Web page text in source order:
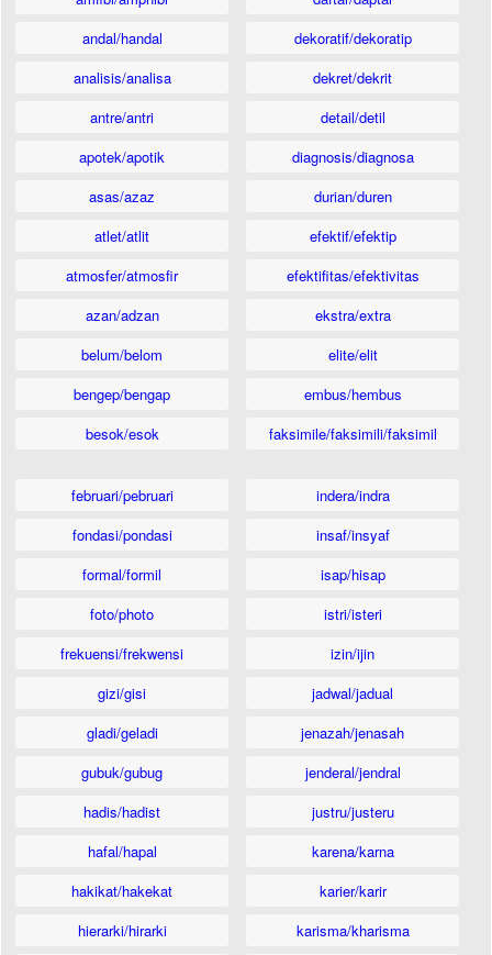
andal/handal
analisis/analisa
antre/antri
apotek/apotik
asas/azaz
atlet/atlit
atmosfer/atmosfir
azan/adzan
belum/belom
bengep/bengap
besok/esok
dekoratif/dekoratip
dekret/dekrit
detail/detil
diagnosis/diagnosa
durian/duren
efektif/efektip
efektifitas/efektivitas
ekstra/extra
elite/elit
embus/hembus
faksimile/faksimili/faksimil
februari/pebruari
fondasi/pondasi
formal/formil
foto/photo
frekuensi/frekwensi
gizi/gisi
gladi/geladi
gubuk/gubug
hadis/hadist
hafal/hapal
hakikat/hakekat
hierarki/hirarki
indera/indra
insaf/insyaf
isap/hisap
istri/isteri
izin/ijin
jadwal/jadual
jenazah/jenasah
jenderal/jendral
justru/justeru
karena/karna
karier/karir
karisma/kharisma